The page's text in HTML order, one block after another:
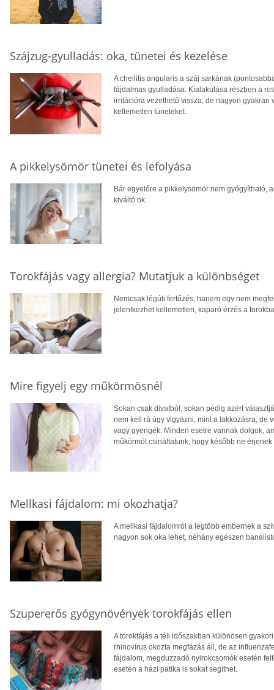
Szájzug-gyulladás: oka, tünetei és kezelése
A cheilitis angularis a száj sarkának
fájdalmas gyulladása. Kialakulása részben a
irritációra vezethető vissza, de nagyon
kellemetlen tüneteket.
A pikkelysömör tünetei és lefolyása
Bár egyelőre a pikkelysömör nem gyógyítható,
kiváltó ok.
Torokfájás vagy allergia? Mutatjuk a különbséget
Nemcsak légúti fertőzés, hanem egy nem
jelentkezhet kellemetlen, kaparó érzés a
Mire figyelj egy műkörmösnél
Sokan csak divatból, sokan pedig azért
nem kell rá úgy vigyázni, mint a lakkozásra, de
vagy gyengék. Minden esetre vannak dolgok,
műkörmöt csináltatunk, hogy később ne
Mellkasi fájdalom: mi okozhatja?
A mellkasi fájdalomról a legtöbb embernek a
nagyon sok oka lehet, néhány egészen
Szupererős gyógynövények torokfájás ellen
A torokfájás a téli időszakban különösen
rhinovírus okozta megfázás áll, de az
fájdalom, megduzzadó nyirokcsomók esetén
esetén a házi patika is sokat segíthet.